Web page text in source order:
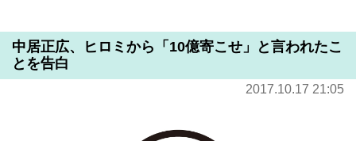
中居正広、ヒロミから「10億寄こせ」と言われたこ
とを告白
2017.10.17 21:05